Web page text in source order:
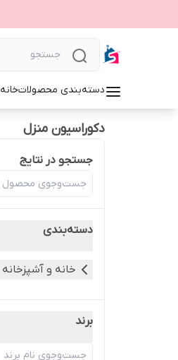
دسته‌بندی محصولاتخانه
دکوراسیون منزل
جستجو در نتایج
دسته‌بندی
خانه و آشپزخانه
برند